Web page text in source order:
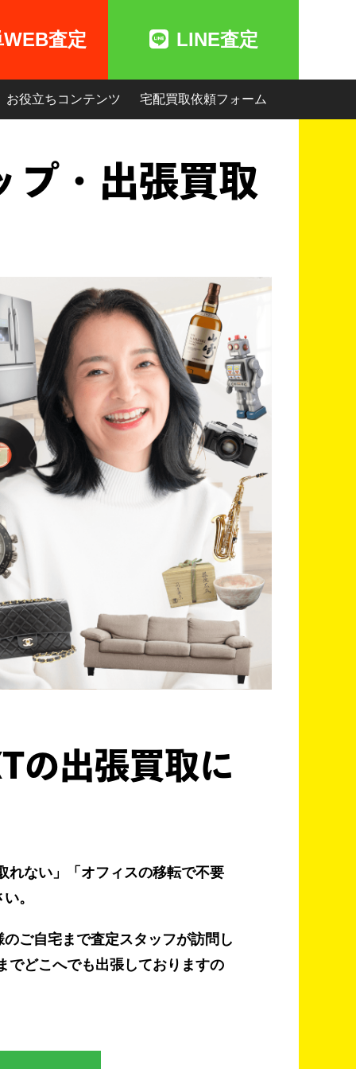
査定 LINE査定
お役立ちコンテンツ 宅配買取依頼フォーム
プ・出張買取
の出張買取に
れない」「オフィスの移転で不要
。
ご自宅まで査定スタッフが訪問し
でどこへでも出張しておりますの